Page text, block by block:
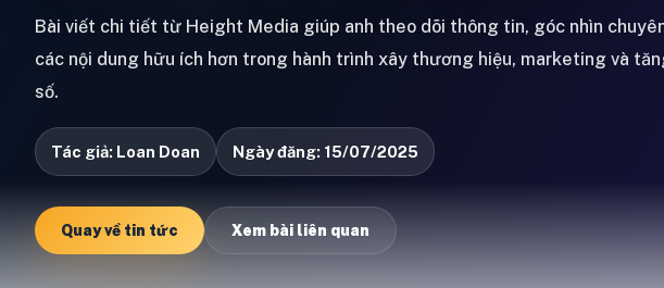
Bài viết chi tiết từ Height Media giúp anh theo dõi thông tin, góc nhìn
các nội dung hữu ích hơn trong hành trình xây thương hiệu, marketing và
số.
Tác giả: Loan Doan Ngày đăng: 15/07/2025
Quay về tin tức Xem bài liên quan